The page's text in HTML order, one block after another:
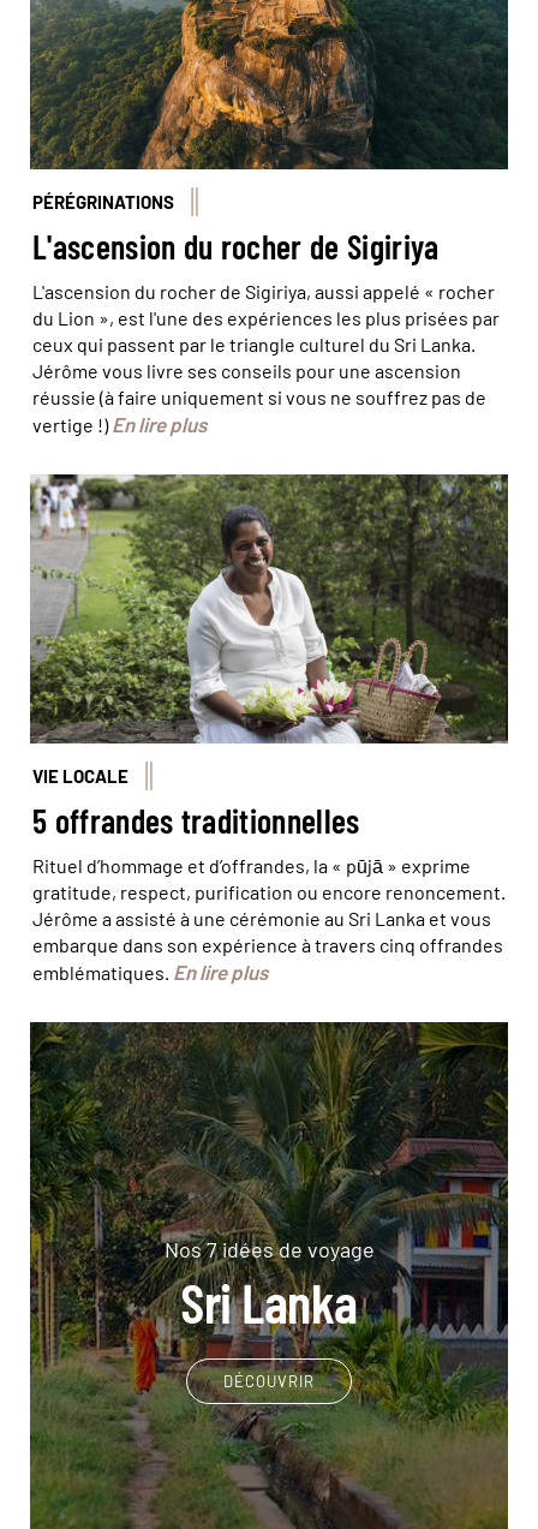
PÉRÉGRINATIONS
L'ascension du rocher de Sigiriya
L'ascension du rocher de Sigiriya, aussi appelé « rocher
du Lion », est l'une des expériences les plus prisées par
ceux qui passent par le triangle culturel du Sri Lanka.
Jérôme vous livre ses conseils pour une ascension
réussie (à faire uniquement si vous ne souffrez pas de
vertige !) En lire plus
© Marta Nascimento/Réa
VIE LOCALE
5 offrandes traditionnelles
Rituel d’hommage et d’offrandes, la « pūjā » exprime
gratitude, respect, purification ou encore renoncement.
Jérôme a assisté à une cérémonie au Sri Lanka et vous
embarque dans son expérience à travers cinq offrandes
emblématiques. En lire plus
Nos 7 idées de voyage
Sri Lanka
DÉCOUVRIR